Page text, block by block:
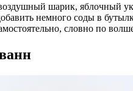
шарик, яблочный
немного соды в
словно по